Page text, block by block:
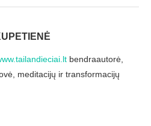
bendraautorė,
meditacijų ir transformacijų